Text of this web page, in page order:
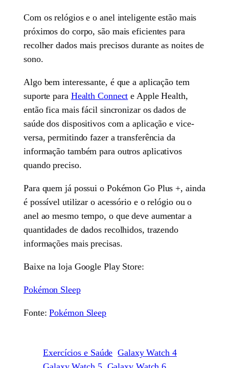
Com os relógios e o anel inteligente estão mais
próximos do corpo, são mais eficientes para
recolher dados mais precisos durante as noites de
sono.
Algo bem interessante, é que a aplicação tem
suporte para Health Connect e Apple Health,
então fica mais fácil sincronizar os dados de
saúde dos dispositivos com a aplicação e vice-
versa, permitindo fazer a transferência da
informação também para outros aplicativos
quando preciso.
Para quem já possui o Pokémon Go Plus +, ainda
é possível utilizar o acessório e o relógio ou o
anel ao mesmo tempo, o que deve aumentar a
quantidades de dados recolhidos, trazendo
informações mais precisas.
Baixe na loja Google Play Store:
Pokémon Sleep
Fonte:Pokémon Sleep
Exercícios e Saúde Galaxy Watch 4